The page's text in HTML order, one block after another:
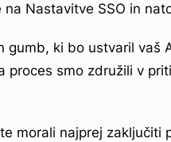
Nastavitve SSO in
ki bo ustvaril vaš
proces smo združili v
morali najprej zaključiti